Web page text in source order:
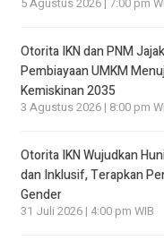
5 Agustus 2026 | 7:00 pm
Otorita IKN dan PNM
Pembiayaan UMKM
Kemiskinan 2035
3 Agustus 2026 | 8:00 pm
Otorita IKN Wujudkan
dan Inklusif, Terapkan
Gender
31 Juli 2026 | 4:00 pm WIB